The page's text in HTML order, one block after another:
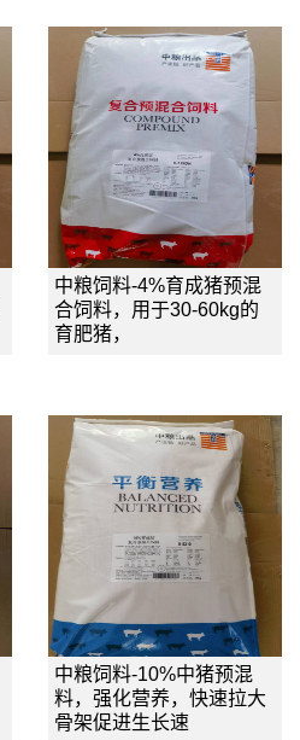
中粮饲料-4%育成猪预混
合饲料，用于30-60kg的
育肥猪，
中粮饲料-10%中猪预混
料，强化营养，快速拉大
骨架促进生长速